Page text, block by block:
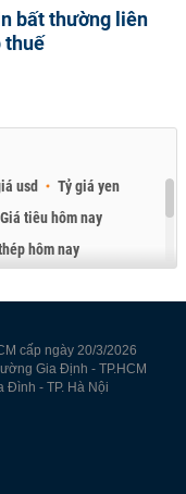
bất thường liên
thuế
usd
Tỷ giá yen
Giá tiêu hôm nay
hôm nay
cấp ngày 20/3/2026
Gia Định - TP.HCM
Đình - TP. Hà Nội